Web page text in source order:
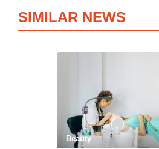
SIMILAR NEWS
Beauty